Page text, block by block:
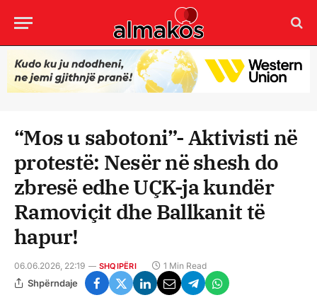
“Mos u sabotoni”- Aktivisti në
protestë: Nesër në shesh do
zbresë edhe UÇK-ja kundër
Ramoviçit dhe Ballkanit të
hapur!
06.06.2026, 22:19 SHQIPËRI 1 Min Read
Shpërndaje